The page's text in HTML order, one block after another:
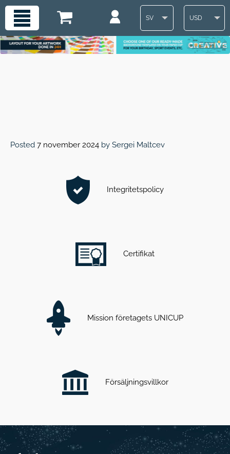
SV USD
Posted 7 november 2024 by Sergei Maltcev
Integritetspolicy
Certifikat
Mission företagets UNICUP
Försäljningsvillkor